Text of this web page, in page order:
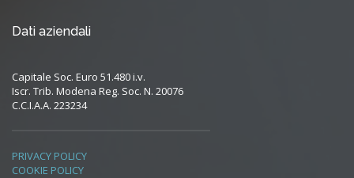
Dati aziendali
Capitale Soc. Euro 51.480 i.v.
Iscr. Trib. Modena Reg. Soc. N. 20076
C.C.I.A.A. 223234
PRIVACY POLICY
COOKIE POLICY